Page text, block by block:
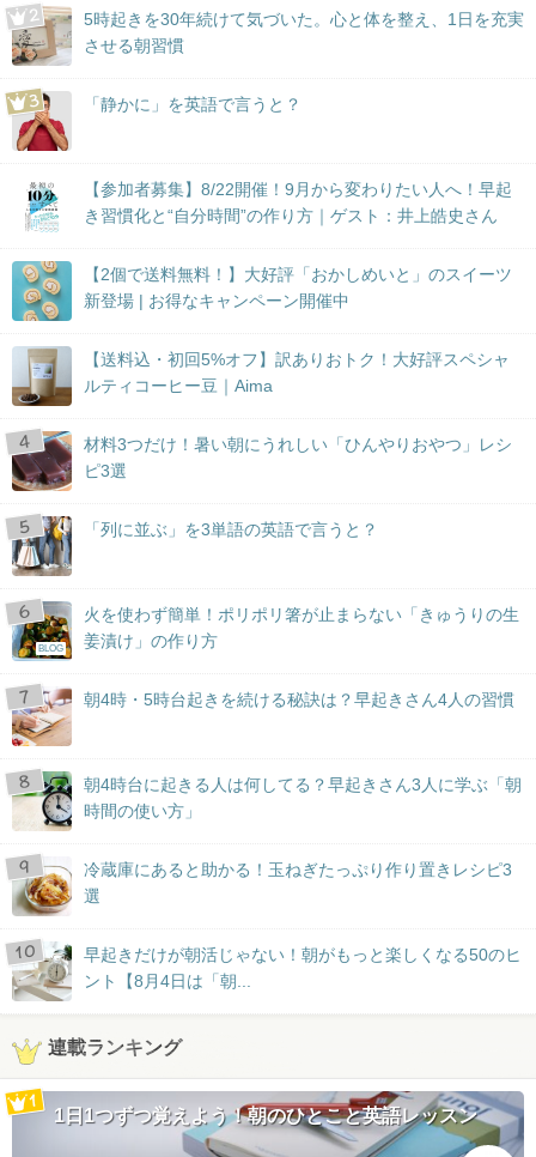
5時起きを30年続けて気づいた。心と体を整え、1日を充実
させる朝習慣
「静かに」を英語で言うと？
【参加者募集】8/22開催！9月から変わりたい人へ！早起
き習慣化と“自分時間”の作り方｜ゲスト：井上皓史さん
【2個で送料無料！】大好評「おかしめいと」のスイーツ
新登場 | お得なキャンペーン開催中
【送料込・初回5%オフ】訳ありおトク！大好評スペシャ
ルティコーヒー豆｜Aima
材料3つだけ！暑い朝にうれしい「ひんやりおやつ」レシ
ピ3選
「列に並ぶ」を3単語の英語で言うと？
BLOG
火を使わず簡単！ポリポリ箸が止まらない「きゅうりの生
姜漬け」の作り方
朝4時・5時台起きを続ける秘訣は？早起きさん4人の習慣
朝4時台に起きる人は何してる？早起きさん3人に学ぶ「朝
時間の使い方」
冷蔵庫にあると助かる！玉ねぎたっぷり作り置きレシピ3
選
早起きだけが朝活じゃない！朝がもっと楽しくなる50のヒ
ント【8月4日は「朝...
連載ランキング
1日1つずつ覚えよう！朝のひとこと英語レッスン